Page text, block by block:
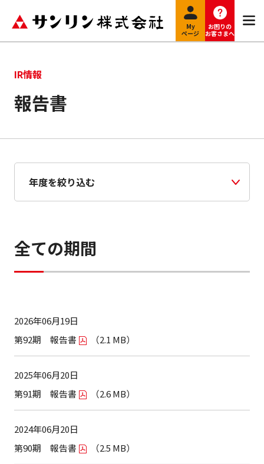
My
ページ
お困りの
お客さまへ
IR情報
報告書
全ての期間
2026年06月19日
第92期 報告書
（2.1 MB）
2025年06月20日
第91期 報告書
（2.6 MB）
2024年06月20日
第90期 報告書
（2.5 MB）